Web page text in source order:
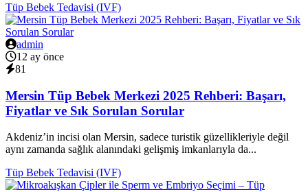
Tüp Bebek Tedavisi (IVF)
admin
12 ay önce
81
Mersin Tüp Bebek Merkezi 2025 Rehberi: Başarı,
Fiyatlar ve Sık Sorulan Sorular
Akdeniz’in incisi olan Mersin, sadece turistik güzellikleriyle değil
aynı zamanda sağlık alanındaki gelişmiş imkanlarıyla da...
Tüp Bebek Tedavisi (IVF)